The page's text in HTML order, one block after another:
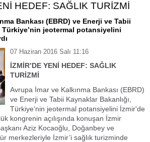
HEDEF: SAĞLIK TURİZMİ
Bankası (EBRD) ve Enerji ve Tabii
Türkiye’nin jeotermal potansiyelini
07 Haziran 2016 Salı 11:16
İZMİR’DE YENİ HEDEF: SAĞLIK
TURİZMİ
Avrupa İmar ve Kalkınma Bankası (EBRD)
ve Enerji ve Tabii Kaynaklar Bakanlığı,
Türkiye’nin jeotermal potansiyelini İzmir'de
kongrenin açılışında konuşan İzmir
Aziz Kocaoğlu, Doğanbey ve
merkezleriyle İzmir’i sağlık turizminde